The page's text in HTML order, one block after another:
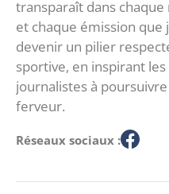
transparaît dans
et chaque émission que
devenir un pilier
sportive, en inspirant
journalistes à
ferveur.
Réseaux sociaux :